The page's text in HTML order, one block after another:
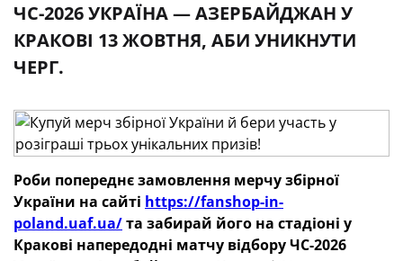
ЧС-2026 УКРАЇНА — АЗЕРБАЙДЖАН У
КРАКОВІ 13 ЖОВТНЯ, АБИ УНИКНУТИ
ЧЕРГ.
Роби попереднє замовлення мерчу збірної
України на сайті https://fanshop-in-
poland.uaf.ua/та забирай його на стадіоні у
Кракові напередодні матчу відбору ЧС-2026